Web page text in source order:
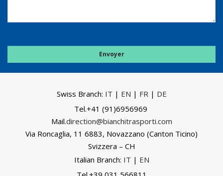
Swiss Branch: IT | EN | FR| DE
Tel.+41 (91)6956969
Mail.direction@bianchitrasporti.com
Via Roncaglia, 11 6883, Novazzano (Canton Ticino)
Svizzera – CH
Italian Branch: IT | EN